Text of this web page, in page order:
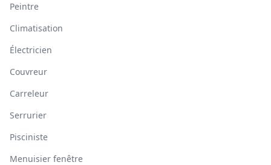
Peintre
Climatisation
Électricien
Couvreur
Carreleur
Serrurier
Pisciniste
Menuisier fenêtre